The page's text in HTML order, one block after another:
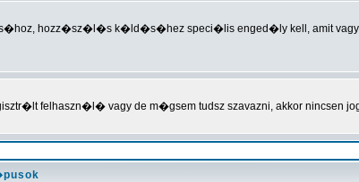
hozz�sz�l�s k�ld�s�hez speci�lis enged�ly kell, amit
felhaszn�l� vagy de m�gsem tudsz szavazni, akkor nincsen